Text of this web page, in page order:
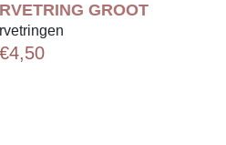
GROOT
€4,50